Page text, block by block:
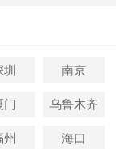
圳 南京
门 乌鲁木齐
州 海口